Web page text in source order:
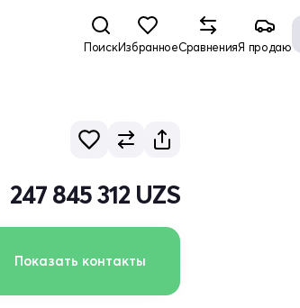
ПоискИзбранноеСравненияЯ продаю
247 845 312 UZS
Показать контакты